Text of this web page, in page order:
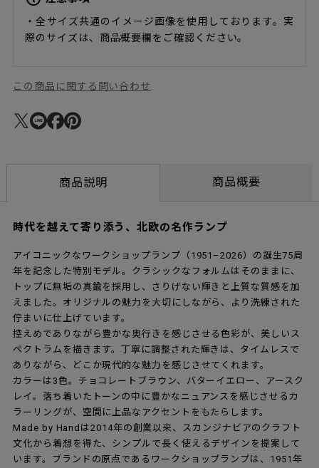
・全サイズ共通のイメージ画像を使用しております。実
際のサイズは、商品概要欄をご確認ください。
この商品に関する問い合わせ
商品説明 商品概要
時代を越えて寄り添う、北欧の名作ランプ
アイコニックなワークショップランプ（1951–2026）の誕生75周
年を記念した特別モデル。クラシックなフォルムはそのままに、
トップに無垢の真鍮を採用し、さりげない輝きと上質な質感を加
えました。オリジナルの魅力を大切にしながら、より洗練された
佇まいに仕上げています。
控えめでありながら豊かな奥行きを感じさせる色彩が、美しいス
ペクトラムを描きます。丁寧に調整された輝きは、タイムレスで
ありながら、どこか現代的な魅力を感じさせてくれます。
カラーは3色。チョコレートブラウン、バターイエロー、アースク
レイ。落ち着いたトーンの中に豊かなニュアンスを感じさせるカ
ラーリングが、空間に上品なアクセントをもたらします。
Made by Handは2014年の創業以来、スカンジナビアのクラフト
文化から着想を得た、シンプルで長く使えるデザインを提案して
います。ブランドの原点であるワークショップランプは、1951年